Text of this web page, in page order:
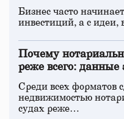
Бизнес часто
инвестиций, а с идеи,
Почему
реже всего: данные
Среди всех форматов
недвижимостью
судах реже…